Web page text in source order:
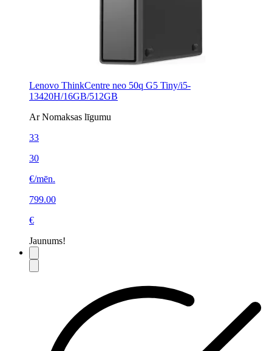
Lenovo ThinkCentre neo 50q G5 Tiny/i5-
13420H/16GB/512GB
Ar Nomaksas līgumu
33
30
€/mēn.
799.00
€
Jaunums!